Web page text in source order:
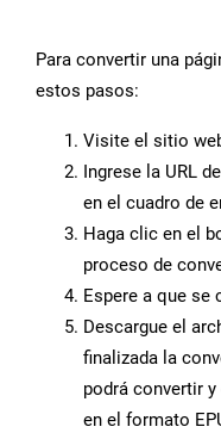
Para convertir una
estos pasos:
Visite el sitio
Ingrese la URL
en el cuadro de
Haga clic en el
proceso de
Espere a que se
Descargue el
finalizada la
podrá convertir
en el formato